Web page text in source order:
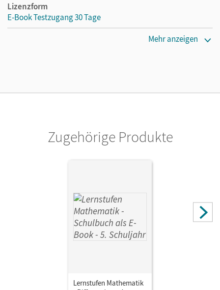
Lizenzform
E-Book Testzugang 30 Tage
Leppig, Manfred; Hecht, Wolfgang; Gabriel, Ilona;
Mehr anzeigen
Zugehörige Produkte
Lernstufen Mathematik